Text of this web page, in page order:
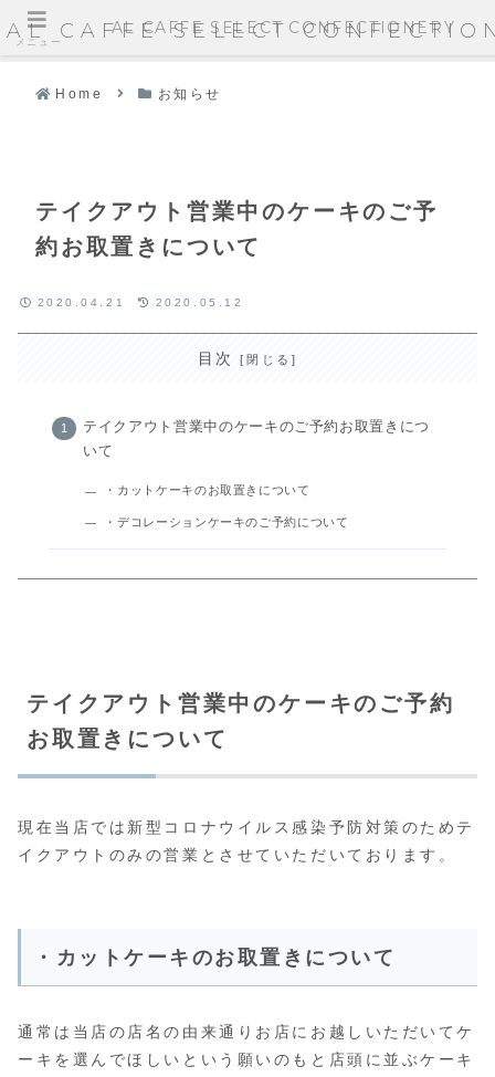
AL CAFFE SELECT
Home お知らせ
テイクアウト営業中のケーキのご予
約お取置きについて
2020.04.21 2020.05.12
目次
テイクアウト営業中のケーキのご予約お取置きにつ
いて
・カットケーキのお取置きについて
・デコレーションケーキのご予約について
テイクアウト営業中のケーキのご予約
お取置きについて
現在当店では新型コロナウイルス感染予防対策のためテ
イクアウトのみの営業とさせていただいております。
・カットケーキのお取置きについて
通常は当店の店名の由来通りお店にお越しいただいてケ
ーキを選んでほしいという願いのもと店頭に並ぶケーキ
メニュー
AL CAFFE SELECT CONFECTIONERY